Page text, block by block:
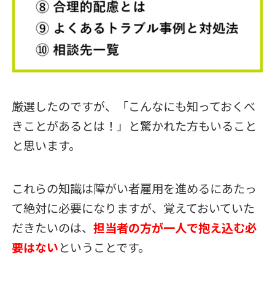
厳選したのですが、「こんなにも知っておくべ
きことがあるとは！」と驚かれた方もいること
と思います。
これらの知識は障がい者雇用を進めるにあたっ
て絶対に必要になりますが、覚えておいていた
だきたいのは、担当者の方が一人で抱え込む必
要はない ということです。